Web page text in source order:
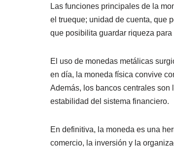
Las funciones principales de la
el trueque; unidad de cuenta, que
que posibilita guardar riqueza para
El uso de monedas metálicas
en día, la moneda física convive
Además, los bancos centrales
estabilidad del sistema financiero.
En definitiva, la moneda es una
comercio, la inversión y la